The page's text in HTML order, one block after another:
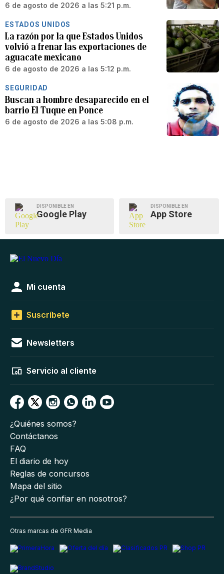
6 de agosto de 2026 a las 5:21 p.m.
ESTADOS UNIDOS
La razón por la que Estados Unidos
volvió a frenar las exportaciones de
aguacate mexicano
6 de agosto de 2026 a las 5:12 p.m.
SEGURIDAD
Buscan a hombre desaparecido en el
barrio El Tuque en Ponce
6 de agosto de 2026 a las 5:08 p.m.
DISPONIBLE EN
Google Play
DISPONIBLE EN
App Store
Mi cuenta
Suscríbete
Newsletters
Servicio al cliente
¿Quiénes somos?
Contáctanos
FAQ
El diario de hoy
Reglas de concursos
Mapa del sitio
¿Por qué confiar en nosotros?
Otras marcas de GFR Media